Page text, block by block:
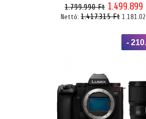
1.799.990 Ft 1.499.899
Nettó: 1.417.315 Ft
-